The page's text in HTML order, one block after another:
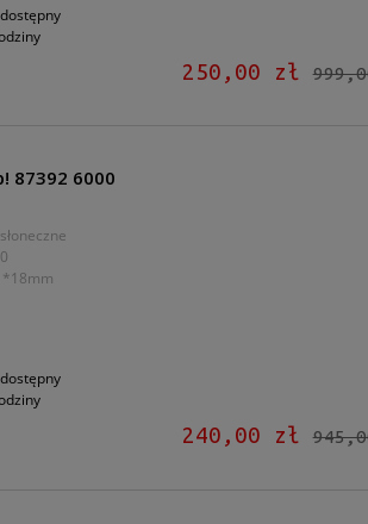
dostępny
250,00 zł
87392 6000
*18mm
dostępny
240,00 zł